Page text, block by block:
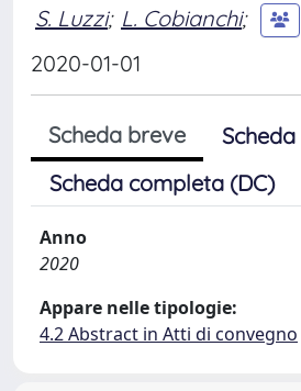
S. Luzzi; L. Cobianchi;
2020-01-01
Scheda breve
Scheda completa (DC)
Anno
2020
Appare nelle tipologie:
4.2 Abstract in Atti di convegno